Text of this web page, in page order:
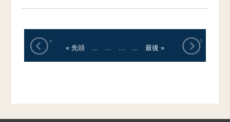
« 先頭
<
...
... ... ...
>
最後 »